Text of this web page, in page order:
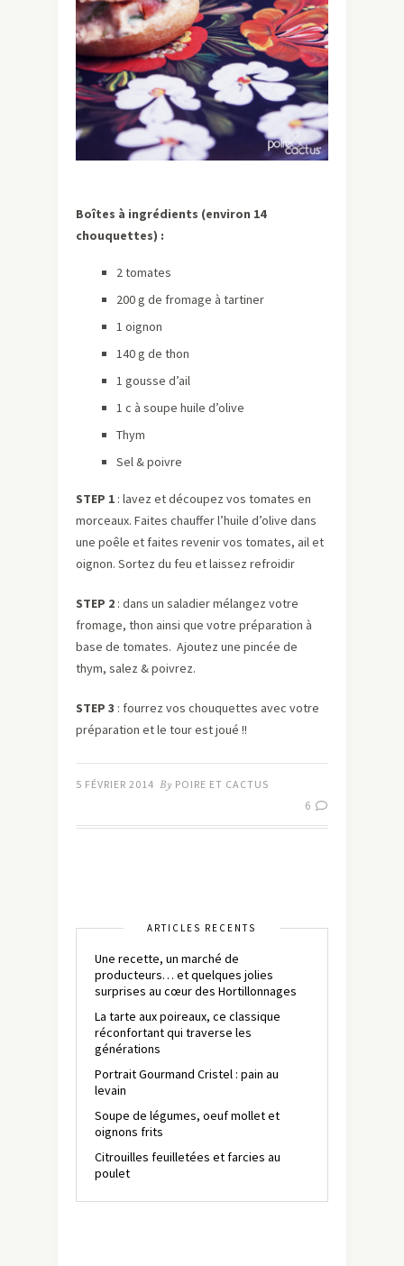
Boîtes à ingrédients (environ 14
chouquettes) :
2 tomates
200 g de fromage à tartiner
1 oignon
140 g de thon
1 gousse d’ail
1 c à soupe huile d’olive
Thym
Sel & poivre
STEP 1 : lavez et découpez vos tomates en
morceaux. Faites chauffer l’huile d’olive dans
une poêle et faites revenir vos tomates, ail et
oignon. Sortez du feu et laissez refroidir
STEP 2 : dans un saladier mélangez votre
fromage, thon ainsi que votre préparation à
base de tomates. Ajoutez une pincée de
thym, salez & poivrez.
STEP 3 : fourrez vos chouquettes avec votre
préparation et le tour est joué !!
5 FÉVRIER 2014 By POIRE ET CACTUS
6
ARTICLES RÉCENTS
Une recette, un marché de
producteurs… et quelques jolies
surprises au cœur des Hortillonnages
La tarte aux poireaux, ce classique
réconfortant qui traverse les
générations
Portrait Gourmand Cristel : pain au
levain
Soupe de légumes, oeuf mollet et
oignons frits
Citrouilles feuilletées et farcies au
poulet